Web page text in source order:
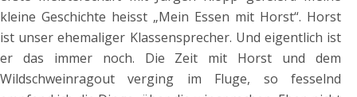
kleine Geschichte heisst „Mein Essen mit Horst“. Horst
ist unser ehemaliger Klassensprecher. Und eigentlich ist
er das immer noch. Die Zeit mit Horst und dem
Wildschweinragout verging im Fluge, so fesselnd